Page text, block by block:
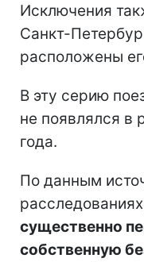
Исключения
Санкт-
расположены
В эту серию
не появлялся в
года.
По данным
существенно
собственную